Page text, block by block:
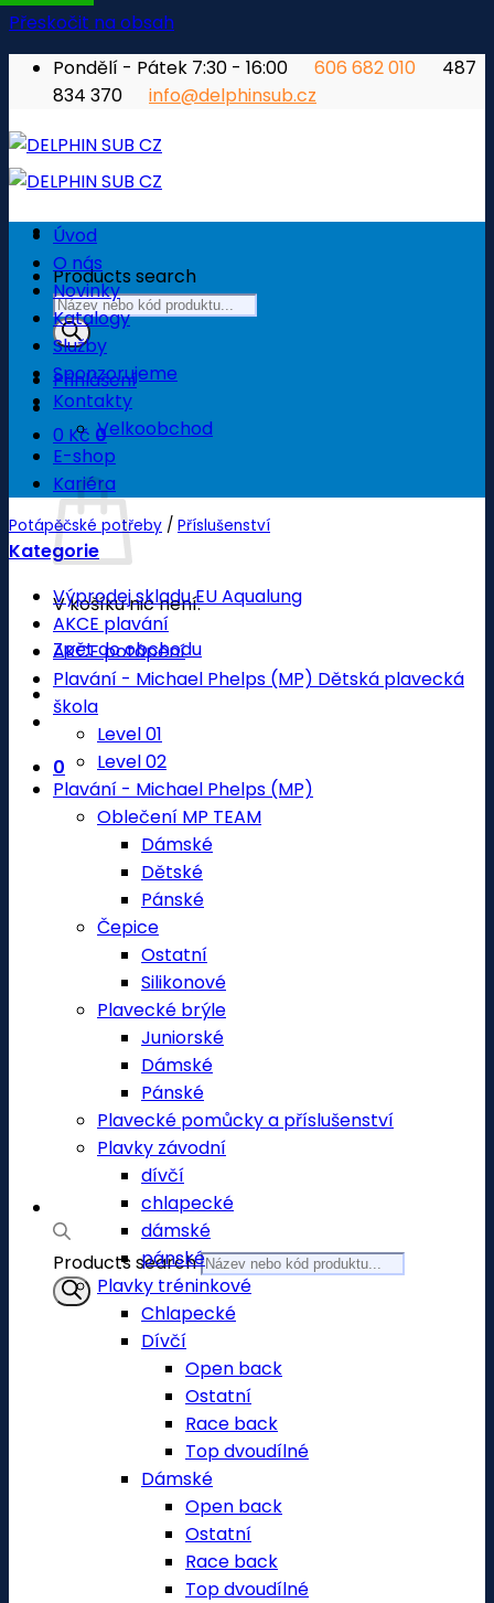
Přeskočit na obsah
Pondělí - Pátek 7:30 - 16:00
606 682 010
487
834 370
info@delphinsub.cz
Products search
Přihlášení
0 Kč 0
Košík
V košíku nic není.
Zpět do obchodu
0
Products search
Úvod
O nás
Novinky
Katalogy
Služby
Sponzorujeme
Kontakty
Velkoobchod
E-shop
Kariéra
Potápěčské potřeby / Příslušenství
Kategorie
Výprodej skladu EU Aqualung
AKCE plavání
AKCE potápění
Plavání - Michael Phelps (MP) Dětská plavecká
škola
Level 01
Level 02
Plavání - Michael Phelps (MP)
Oblečení MP TEAM
Dámské
Dětské
Pánské
Čepice
Ostatní
Silikonové
Plavecké brýle
Juniorské
Dámské
Pánské
Plavecké pomůcky a příslušenství
Plavky závodní
dívčí
chlapecké
dámské
pánské
Plavky tréninkové
Chlapecké
Dívčí
Open back
Ostatní
Race back
Top dvoudílné
Dámské
Open back
Ostatní
Race back
Top dvoudílné